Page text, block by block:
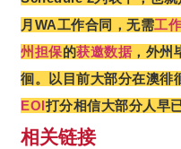
月WA工作合同，无需工
州担保的获邀数据 ，外
徊。以目前大部分在澳徘
EOI打分相信大部分人早
相关链接